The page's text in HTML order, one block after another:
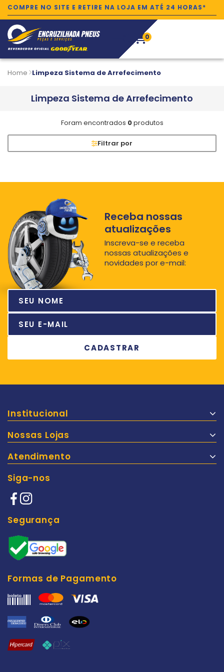
COMPRE NO SITE E RETIRE NA LOJA EM ATÉ 24 HORAS*
0
Home Limpeza Sistema de Arrefecimento
Limpeza Sistema de Arrefecimento
Foram encontrados 0produtos
Filtrar por
Receba nossas
atualizações
Inscreva-se e receba
nossas atualizações e
novidades por e-mail:
Institucional
Nossas Lojas
Atendimento
Siga-nos
Segurança
Formas de Pagamento